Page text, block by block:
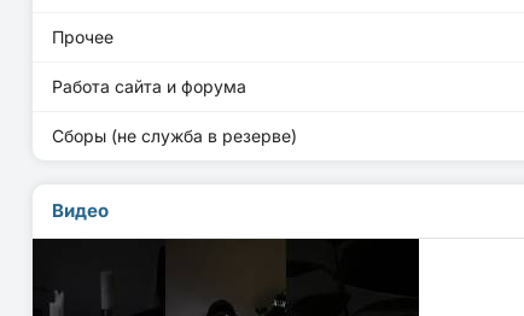
Прочее
Работа сайта и форума
Сборы (не служба в резерве)
Видео